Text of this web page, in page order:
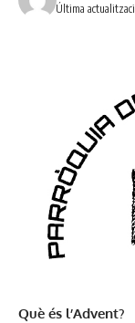
Última
Què és l’Advent?